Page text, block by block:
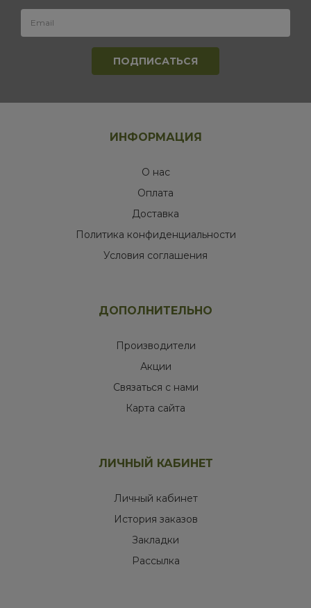
ИНФОРМАЦИЯ
О нас
Оплата
Доставка
Политика конфиденциальности
Условия соглашения
ДОПОЛНИТЕЛЬНО
Производители
Акции
Связаться с нами
Карта сайта
ЛИЧНЫЙ КАБИНЕТ
Личный кабинет
История заказов
Закладки
Рассылка